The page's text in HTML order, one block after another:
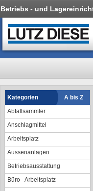
Betriebs - und
Kategorien
A bis Z
Abfallsammler
Anschlagmittel
Arbeitsplatz
Aussenanlagen
Betriebsausstattung
Büro - Arbeitsplatz